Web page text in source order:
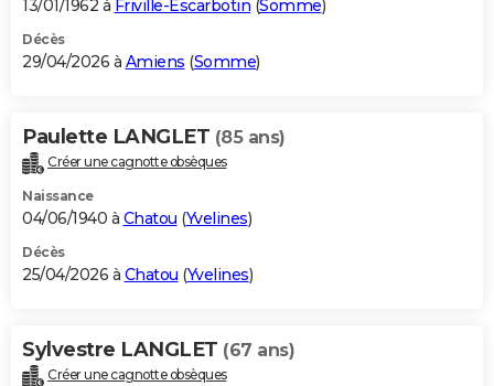
13/01/1962 à Friville-Escarbotin (Somme)
Décès
29/04/2026 à Amiens (Somme)
Paulette LANGLET (85 ans)
Créer une cagnotte obsèques
Naissance
04/06/1940 à Chatou (Yvelines)
Décès
25/04/2026 à Chatou (Yvelines)
Sylvestre LANGLET (67 ans)
Créer une cagnotte obsèques